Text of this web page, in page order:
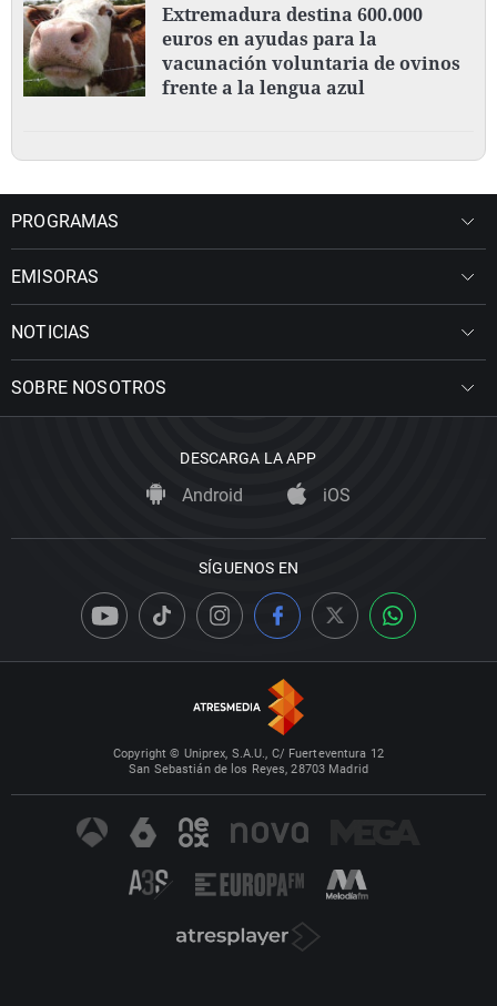
Extremadura destina 600.000
euros en ayudas para la
vacunación voluntaria de ovinos
frente a la lengua azul
PROGRAMAS
EMISORAS
NOTICIAS
SOBRE NOSOTROS
DESCARGA LA APP
Android iOS
SÍGUENOS EN
Copyright © Uniprex, S.A.U., C/ Fuerteventura 12
San Sebastián de los Reyes, 28703 Madrid